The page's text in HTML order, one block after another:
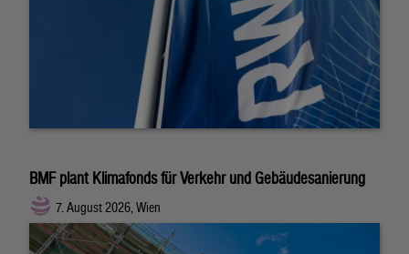
BMF plant Klimafonds für Verkehr und Gebäudesanierung
7. August 2026, Wien